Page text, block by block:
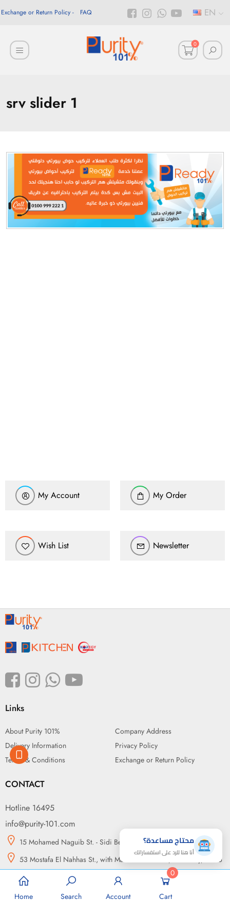
EN
Exchange or Return Policy FAQ
0
srv slider 1
My Account My Order
Wish List Newsletter
Links
About Purity 101%
Company Address
Delivery Information
Privacy Policy
Terms & Conditions
Exchange or Return Policy
CONTACT
Hotline 16495
info@purity-101.com
15 Mohamed Naguib St. - Sidi Beshr, Alexandria
53 Mostafa El Nahhas St., with Makram Ebeid St., Nasr City, Cairo
14 may bridge, in front of Green Plaza, Somouha, Alexandria
Home Search Account
0
Cart
محتاج مساعدة؟
أنا هنا للرد على استفساراتك
أهلاً بيك!
أنا ذكي مساعدك الرقمي
ارسل رسالة
◀
رسائل مساعدة